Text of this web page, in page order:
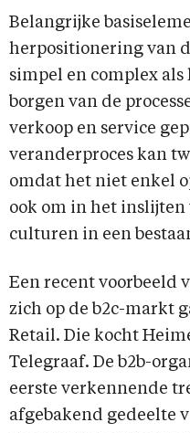
Belangrijke
herpositionering van
simpel en complex
borgen van de
verkoop en service
veranderproces kan
omdat het niet enkel
ook om in het
culturen in een
Een recent voorbeeld
zich op de b2c-markt
Retail. Die kocht
Telegraaf. De b2b-
eerste verkennende
afgebakend gedeelte